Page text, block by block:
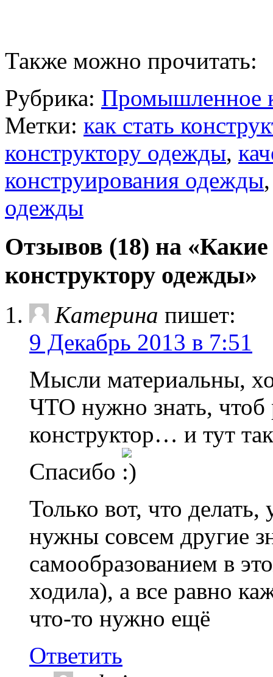
Также можно прочитать:
Рубрика: Промышленное
Метки: как стать
конструктору одежды,
конструирования одежды
одежды
Отзывов (18) на
конструктору одежды»
Катерина пишет:
9 Декабрь 2013 в 7:51
Мысли материальны,
ЧТО нужно знать, чтоб
конструктор… и тут
Спасибо
Только вот, что делать,
нужны совсем другие
самообразованием в
ходила), а все равно
что-то нужно ещё
Ответить